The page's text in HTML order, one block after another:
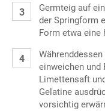
Germteig auf
der Springform
Form etwa eine
einweichen und
Limettensaft
Gelatine
vorsichtig